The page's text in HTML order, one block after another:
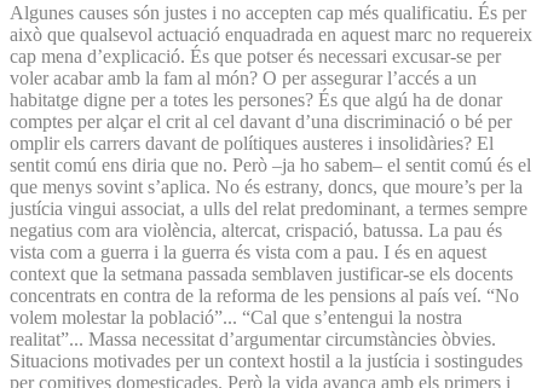
Algunes causes són justes i no accepten cap més qualificatiu. És per
això que qualsevol actuació enquadrada en aquest marc no requereix
cap mena d’explicació. És que potser és necessari excusar-se per
voler acabar amb la fam al món? O per assegurar l’accés a un
habitatge digne per a totes les persones? És que algú ha de donar
comptes per alçar el crit al cel davant d’una discriminació o bé per
omplir els carrers davant de polítiques austeres i insolidàries? El
sentit comú ens diria que no. Però –ja ho sabem– el sentit comú és el
que menys sovint s’aplica. No és estrany, doncs, que moure’s per la
justícia vingui associat, a ulls del relat predominant, a termes sempre
negatius com ara violència, altercat, crispació, batussa. La pau és
vista com a guerra i la guerra és vista com a pau. I és en aquest
context que la setmana passada semblaven justificar-se els docents
concentrats en contra de la reforma de les pensions al país veí. “No
volem molestar la població”... “Cal que s’entengui la nostra
realitat”... Massa necessitat d’argumentar circumstàncies òbvies.
Situacions motivades per un context hostil a la justícia i sostingudes
per comitives domesticades. Però la vida avança amb els primers i